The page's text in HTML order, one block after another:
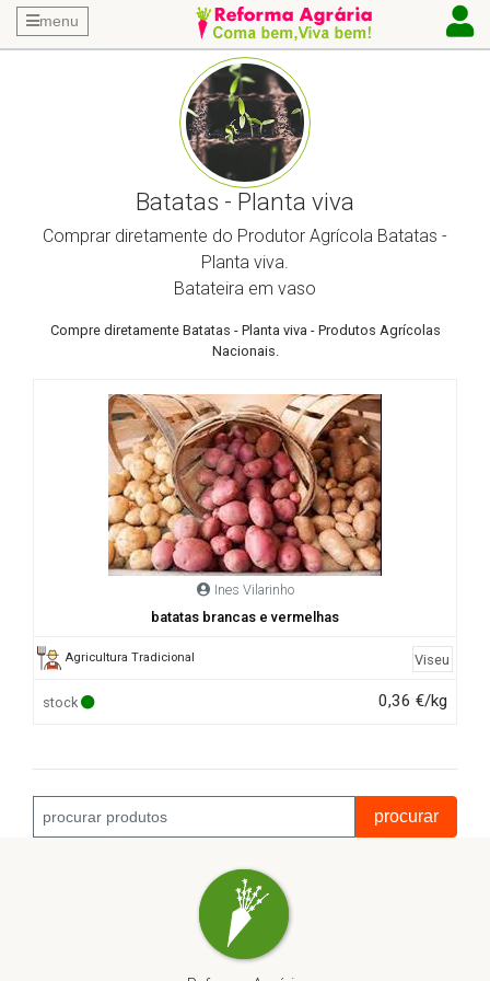
menu
Batatas - Planta viva
Comprar diretamente do Produtor Agrícola Batatas -
Planta viva.
Batateira em vaso
Compre diretamente Batatas - Planta viva - Produtos Agrícolas
Nacionais.
Ines Vilarinho
batatas brancas e vermelhas
Agricultura Tradicional Viseu
stock 0,36 €/kg
procurar